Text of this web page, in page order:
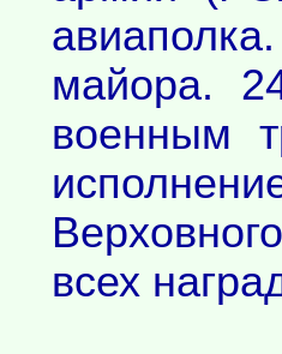
майора.
военным
всех